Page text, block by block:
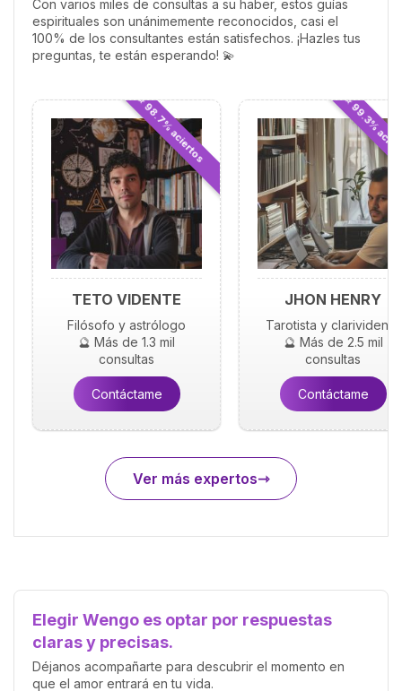
esa persona especial?
Con varios miles de consultas a su haber, estos guías
espirituales son unánimemente reconocidos, casi el
100% de los consultantes están satisfechos. ¡Hazles tus
preguntas, te están esperando! 💫
⭐ 98.7% aciertos
TETO VIDENTE
Filósofo y astrólogo
🔮 Más de 1.3 mil
consultas
Contáctame
⭐ 99.3%
JHON HENRY
Tarotista y clarividente
🔮 Más de 2.5 mil
consultas
Contáctame
Ver más expertos
Elegir Wengo es optar por respuestas
claras y precisas.
Déjanos acompañarte para descubrir el momento en
que el amor entrará en tu vida.